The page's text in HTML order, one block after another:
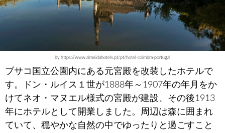
by https://www.almeidahotels.pt/pt/hotel-coimbra-portugal
ブサコ国立公園内にある元宮殿を改装したホテルで
す。ドン・ルイス１世が1888年～1907年の年月をか
けてネオ・マヌエル様式の宮殿が建設、その後1913
年にホテルとして開業しました。周辺は森に囲まれ
ていて、穏やかな自然の中でゆったりと過ごすこと